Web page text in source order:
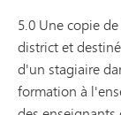
5.0 Une copie
district et
d'un stagiaire
formation à